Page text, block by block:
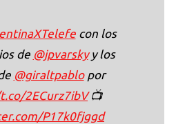
con los
de @jpvarskyy los
@giraltpablopor
2ECurz7ibV📺
P17k0fjggd